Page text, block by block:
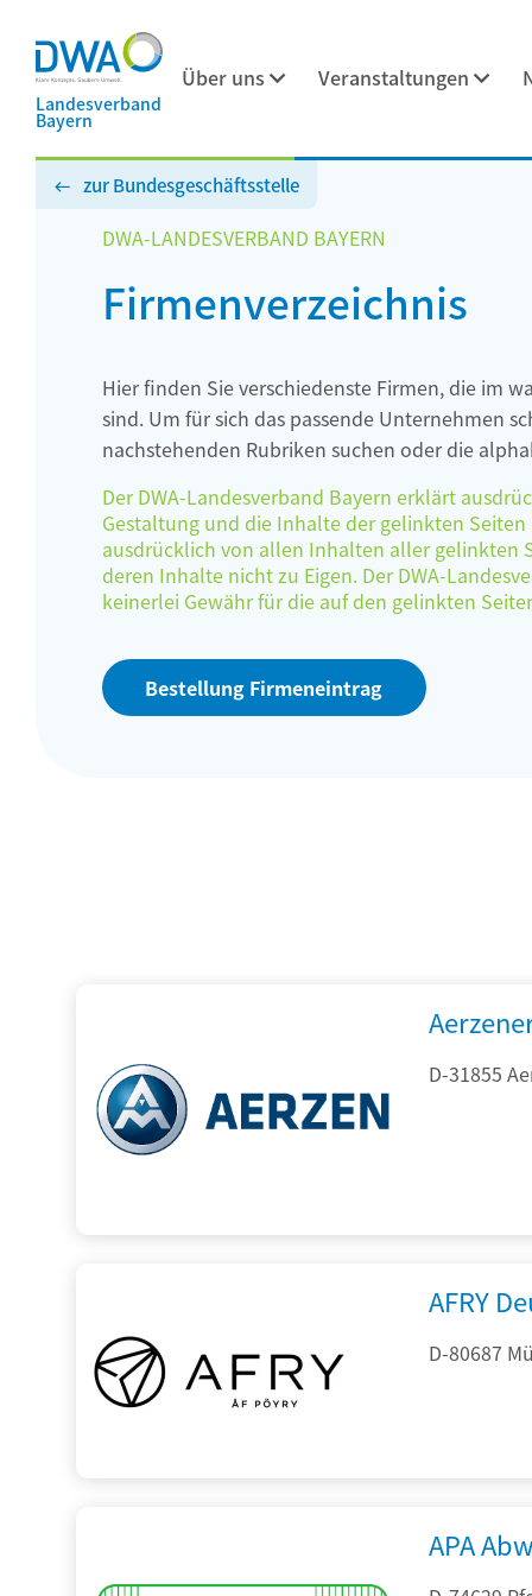
Landesverband
Bayern
Über uns Veranstaltungen
zur Bundesgeschäftsstelle
DWA-LANDESVERBAND BAYERN
Firmenverzeichnis
Hier finden Sie verschiedenste Firmen, die im
sind. Um für sich das passende Unternehmen
nachstehenden Rubriken suchen oder die
Der DWA-Landesverband Bayern erklärt
Gestaltung und die Inhalte der gelinkten
ausdrücklich von allen Inhalten aller gelinkten
deren Inhalte nicht zu Eigen. Der DWA-
keinerlei Gewähr für die auf den gelinkten
Bestellung Firmeneintrag
D-31855
AFRY
D-80687
APA